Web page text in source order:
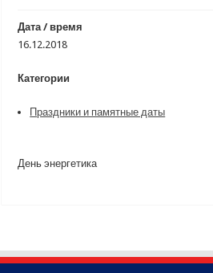
Дата / время
16.12.2018
Категории
Праздники и памятные даты
День энергетика